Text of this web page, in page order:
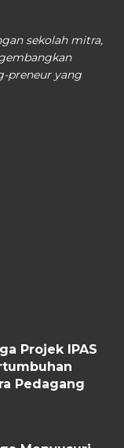
sekolah mitra,
preneur yang
Projek IPAS
Pedagang